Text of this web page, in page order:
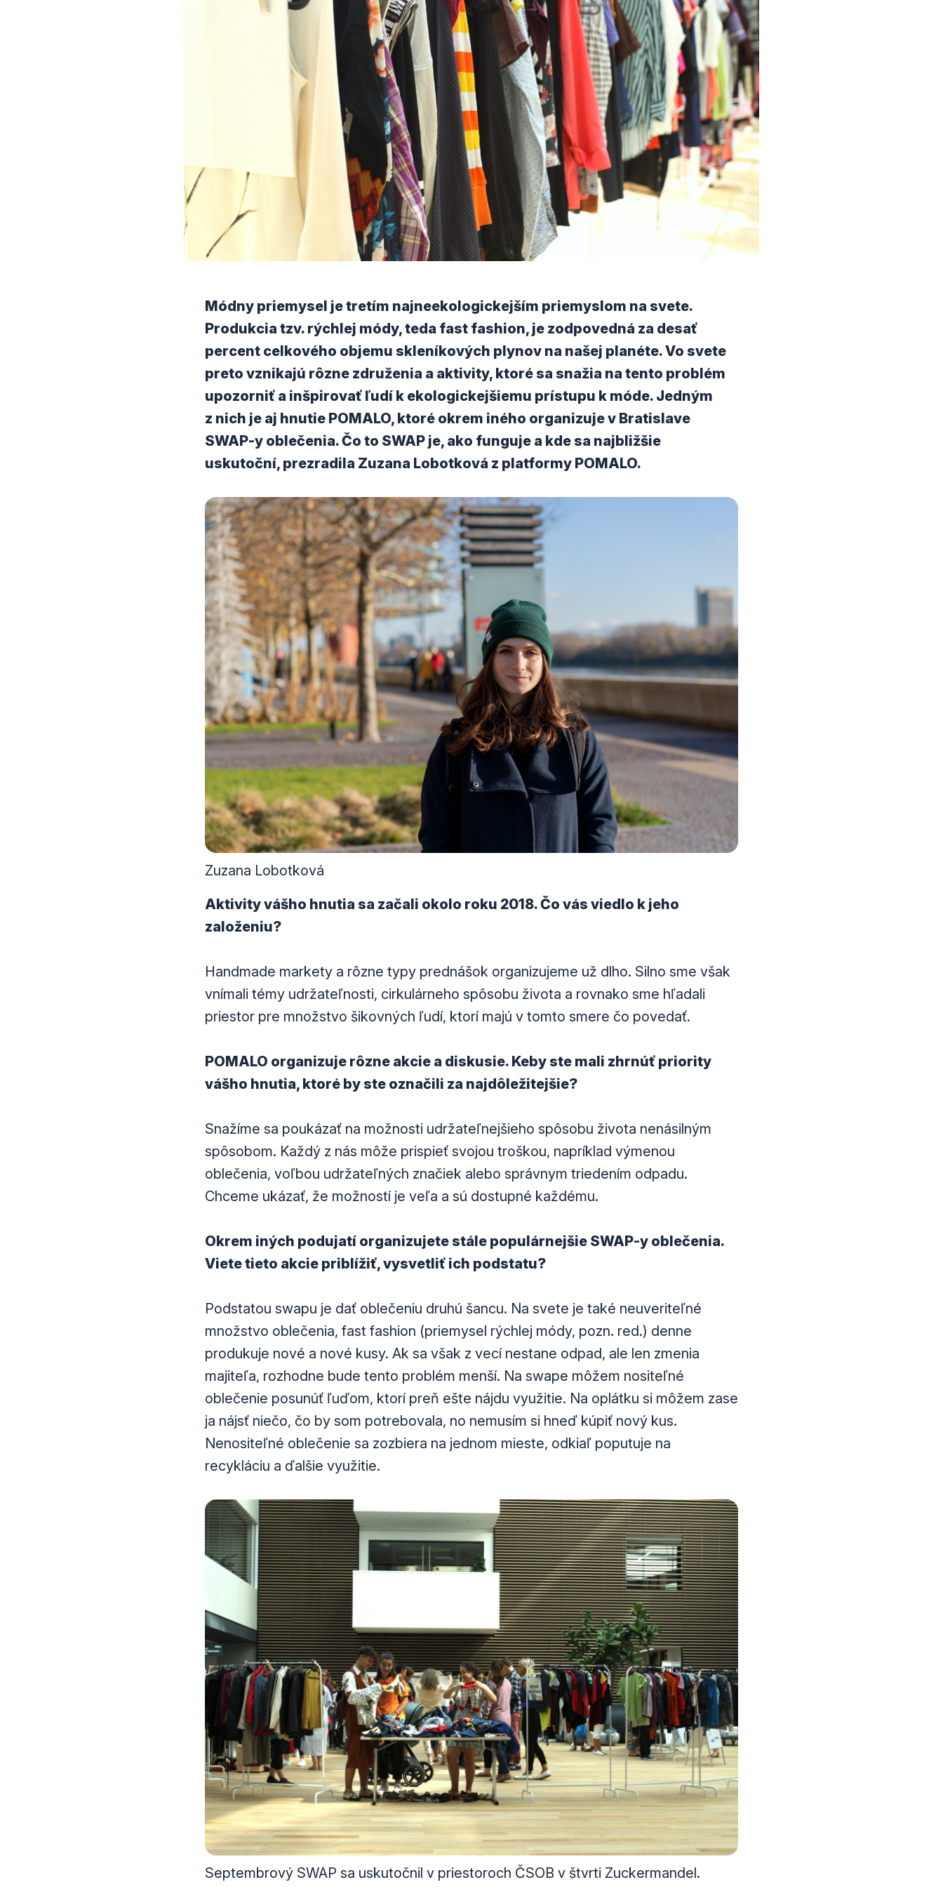
Módny priemysel je tretím najneekologickejším priemyslom na svete.
Produkcia tzv. rýchlej módy, teda fast fashion, je zodpovedná za desať
percent celkového objemu skleníkových plynov na našej planéte. Vo svete
preto vznikajú rôzne združenia a aktivity, ktoré sa snažia na tento problém
upozorniť a inšpirovať ľudí k ekologickejšiemu prístupu k móde. Jedným
z nich je aj hnutie POMALO, ktoré okrem iného organizuje v Bratislave
SWAP-y oblečenia. Čo to SWAP je, ako funguje a kde sa najbližšie
uskutoční, prezradila Zuzana Lobotková z platformy POMALO.
Zuzana Lobotková
Aktivity vášho hnutia sa začali okolo roku 2018. Čo vás viedlo k jeho
založeniu?
Handmade markety a rôzne typy prednášok organizujeme už dlho. Silno sme však
vnímali témy udržateľnosti, cirkulárneho spôsobu života a rovnako sme hľadali
priestor pre množstvo šikovných ľudí, ktorí majú v tomto smere čo povedať.
POMALO organizuje rôzne akcie a diskusie. Keby ste mali zhrnúť priority
vášho hnutia, ktoré by ste označili za najdôležitejšie?
Snažíme sa poukázať na možnosti udržateľnejšieho spôsobu života nenásilným
spôsobom. Každý z nás môže prispieť svojou troškou, napríklad výmenou
oblečenia, voľbou udržateľných značiek alebo správnym triedením odpadu.
Chceme ukázať, že možností je veľa a sú dostupné každému.
Okrem iných podujatí organizujete stále populárnejšie SWAP-y oblečenia.
Viete tieto akcie priblížiť, vysvetliť ich podstatu?
Podstatou swapu je dať oblečeniu druhú šancu. Na svete je také neuveriteľné
množstvo oblečenia, fast fashion (priemysel rýchlej módy, pozn. red.) denne
produkuje nové a nové kusy. Ak sa však z vecí nestane odpad, ale len zmenia
majiteľa, rozhodne bude tento problém menší. Na swape môžem nositeľné
oblečenie posunúť ľuďom, ktorí preň ešte nájdu využitie. Na oplátku si môžem zase
ja nájsť niečo, čo by som potrebovala, no nemusím si hneď kúpiť nový kus.
Nenositeľné oblečenie sa zozbiera na jednom mieste, odkiaľ poputuje na
recykláciu a ďalšie využitie.
Septembrový SWAP sa uskutočnil v priestoroch ČSOB v štvrti Zuckermandel.